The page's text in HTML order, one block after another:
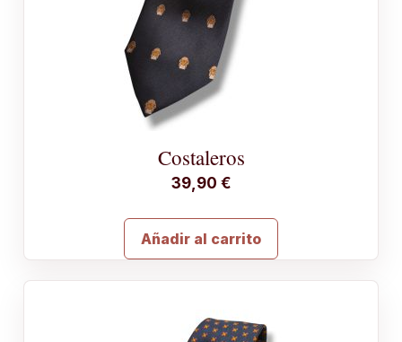
Costaleros
39,90 €
Añadir al carrito